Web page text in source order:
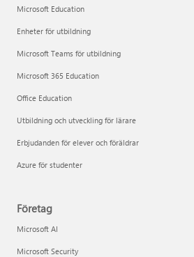
Microsoft Education
Enheter för utbildning
Microsoft Teams för utbildning
Microsoft 365 Education
Office Education
Utbildning och utveckling för lärare
Erbjudanden för elever och föräldrar
Azure för studenter
Företag
Microsoft AI
Microsoft Security